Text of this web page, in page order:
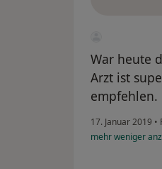
War heute
Arzt ist
empfehlen.
17. Januar 2019 •
mehrweniger